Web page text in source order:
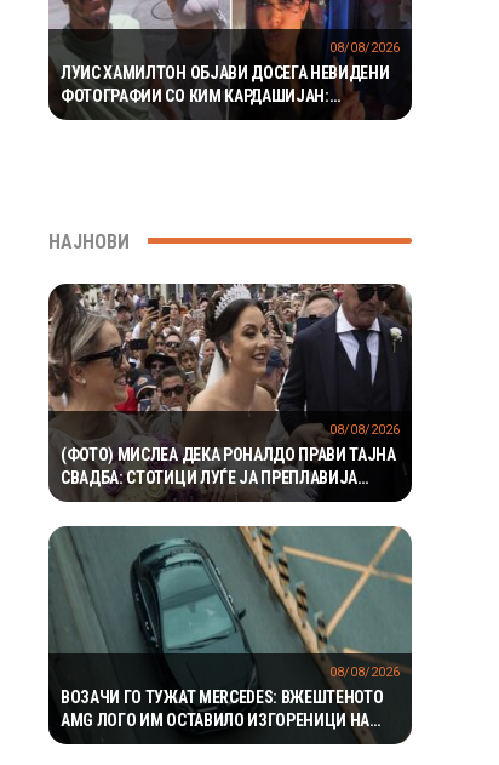
ЛУИС ХАМИЛТОН ОБЈАВИ ДОСЕГА НЕВИДЕНИ
ФОТОГРАФИИ СО КИМ КАРДАШИЈАН:
РОМАНСАТА СТАНУВА СÈ ПОСЕРИОЗНА
08/08/2026
НАЈНОВИ
(ФОТО) МИСЛЕА ДЕКА РОНАЛДО ПРАВИ ТАЈНА
СВАДБА: СТОТИЦИ ЛУЃЕ ЈА ПРЕПЛАВИЈА
КАТЕДРАЛАТА, СЕСТРА МУ ОСТРО РЕАГИРАШЕ
08/08/2026
ВОЗАЧИ ГО ТУЖАТ MERCEDES: ВЖЕШТЕНОТО
AMG ЛОГО ИМ ОСТАВИЛО ИЗГОРЕНИЦИ НА
ГРБОТ
08/08/2026